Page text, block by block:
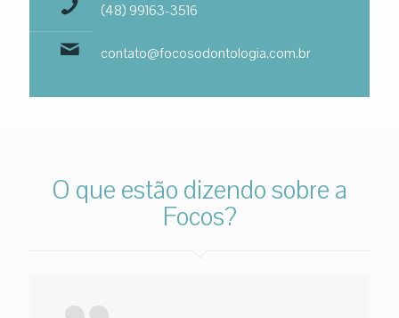
(48) 99163-3516
contato@focosodontologia.com.br
O que estão dizendo sobre a
Focos?